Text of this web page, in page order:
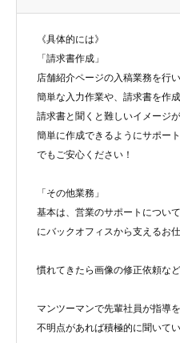
《具体的には》
「請求書作成」
店舗紹介ページの入稿業務を⾏い
簡単な入力作業や、請求書を作
請求書と聞くと難しいイメージ
簡単に作成できるようにサポー
でもご安心ください！
「その他業務」
基本は、営業のサポートについ
にバックオフィスから支えるお仕
慣れてきたら画像の修正依頼な
マンツーマンで先輩社員が指導を
不明点があれば積極的に聞いて